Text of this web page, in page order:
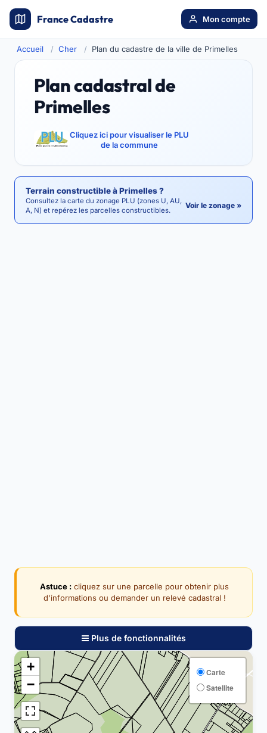
France Cadastre Mon compte
Accueil Cher Plan du cadastre de la ville de Primelles
Plan cadastral de
Primelles
Cliquez ici pour visualiser le PLU
de la commune
Terrain constructible à Primelles ?
Consultez la carte du zonage PLU (zones U, AU,
A, N) et repérez les parcelles constructibles.
Voir le zonage »
Astuce : cliquez sur une parcelle pour obtenir plus
d'informations ou demander un relevé cadastral !
Plus de fonctionnalités
+
−
Carte
Satellite